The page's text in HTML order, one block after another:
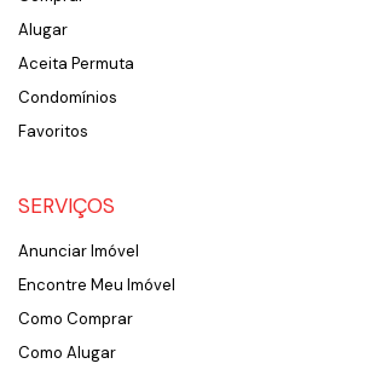
Alugar
Aceita Permuta
Condomínios
Favoritos
SERVIÇOS
Anunciar Imóvel
Encontre Meu Imóvel
Como Comprar
Como Alugar